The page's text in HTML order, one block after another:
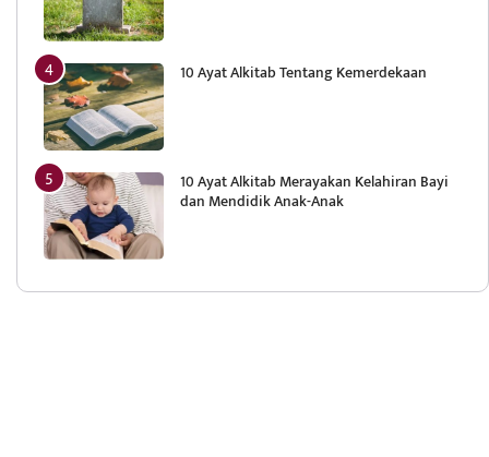
10 Ayat Alkitab Tentang Kemerdekaan
10 Ayat Alkitab Merayakan Kelahiran Bayi
dan Mendidik Anak-Anak